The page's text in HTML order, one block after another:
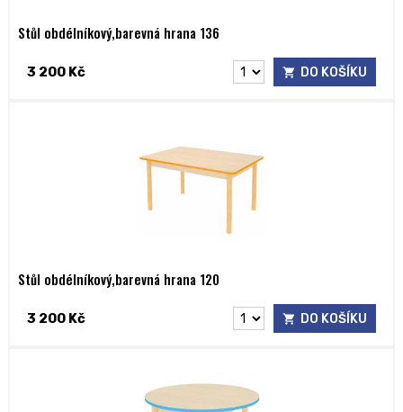
Stůl obdélníkový,barevná hrana 136
3 200 Kč DO KOŠÍKU
Stůl obdélníkový,barevná hrana 120
3 200 Kč DO KOŠÍKU